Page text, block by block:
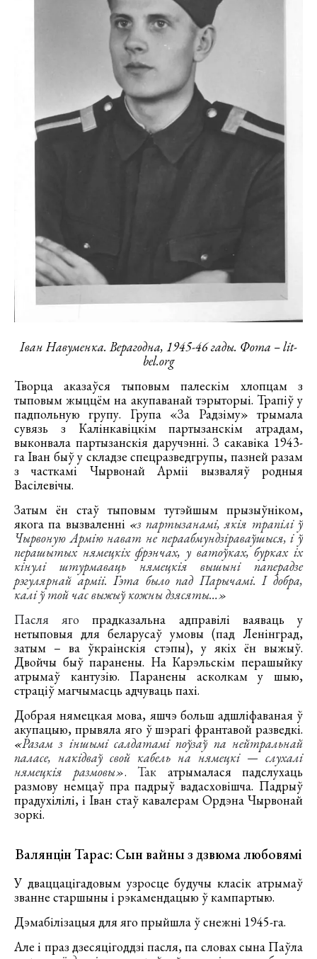
Іван Навуменка. Верагодна, 1945-46 гады. Фота – lit-
bel.org
Творца аказаўся тыповым палескім хлопцам з
тыповым жыццём на акупаванай тэрыторыі. Трапіў у
падпольную групу. Група «За Радзіму» трымала
сувязь з Калінкавіцкім партызанскім атрадам,
выконвала партызанскія даручэнні. З сакавіка 1943-
га Іван быў у складзе спецразведгрупы, пазней разам
з часткамі Чырвонай Арміі вызваляў родныя
Васілевічы.
Затым ён стаў тыповым тутэйшым прызыўніком,
якога па вызваленні«з партызанамі, якія трапілі ў
Чырвоную Армію нават не пераабмундзіраваўшыся, і ў
перашытых нямецкіх фрэнчах, у ватоўках, бурках іх
кінулі штурмаваць нямецкія вышыні паперадзе
рэгулярнай арміі. Гэта было пад Парычамі. І добра,
калі ў той час выжыў кожны дзясяты…»
Пасля ягопрадказальна адправілі ваяваць у
нетыповыя для беларусаў умовы (пад Ленінград,
затым – ва ўкраінскія стэпы), у якіх ён выжыў.
Двойчы быў паранены. На Карэльскім перашыйку
атрымаў кантузію. Паранены асколкам у шыю,
страціў магчымасць адчуваць пахі.
Добрая нямецкая мова, яшчэ больш адшліфаваная ў
акупацыю, прывяла яго ў шэрагі франтавой разведкі.
«Разам з іншымі салдатамі поўзаў па нейтральнай
паласе, накідваў свой кабель на нямецкі — слухалі
нямецкія размовы». Так атрымалася падслухаць
размову немцаў пра падрыў вадасховішча. Падрыў
прадухілілі, і Іван стаў кавалерам Ордэна Чырвонай
зоркі.
Валянцін Тарас: Сын вайны з дзвюма любовямі
У дваццацігадовым узросце будучы класік атрымаў
званне старшыны і рэкамендацыю ў кампартыю.
Дэмабілізацыя для яго прыйшла ў снежні 1945-га.
Але і праз дзесяцігоддзі пасля, па словах сына Паўла